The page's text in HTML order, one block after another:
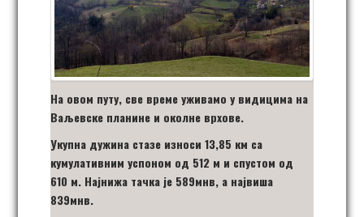
На овом путу, све време уживамо у видицима на
Ваљевске планине и околне врхове.
Укупна дужина стазе износи 13,85 км са
кумулативним успоном од 512 м и спустом од
610 м. Најнижа тачка је 589мнв, а највиша
839мнв.